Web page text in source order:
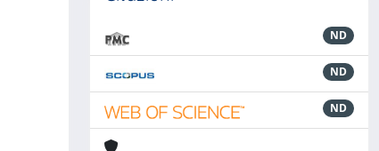
ND
ND
ND